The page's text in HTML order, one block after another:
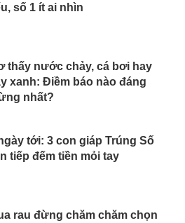
số 1 ít ai nhìn
thấy nước chảy, cá bơi hay
xanh: Điềm báo nào đáng
nhất?
tới: 3 con giáp Trúng Số
tiếp đếm tiền mỏi tay
rau đừng chăm chăm chọn